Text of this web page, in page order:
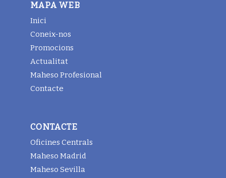
MAPA WEB
Inici
Coneix-nos
Promocions
Actualitat
Maheso Profesional
Contacte
CONTACTE
Oficines Centrals
Maheso Madrid
Maheso Sevilla